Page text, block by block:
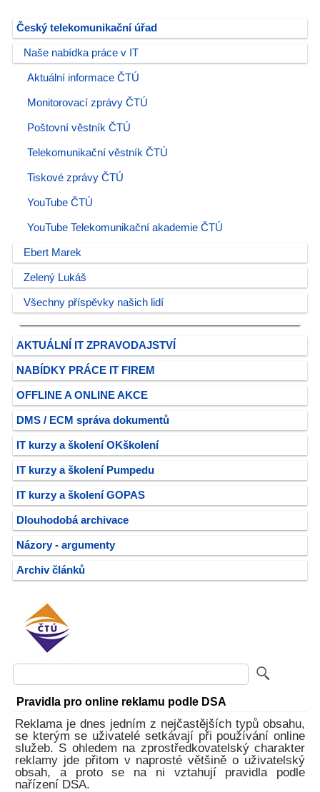
Český telekomunikační úřad
Naše nabídka práce v IT
Aktuální informace ČTÚ
Monitorovací zprávy ČTÚ
Poštovní věstník ČTÚ
Telekomunikační věstník ČTÚ
Tiskové zprávy ČTÚ
YouTube ČTÚ
YouTube Telekomunikační akademie ČTÚ
Ebert Marek
Zelený Lukáš
Všechny příspěvky našich lidí
AKTUÁLNÍ IT ZPRAVODAJSTVÍ
NABÍDKY PRÁCE IT FIREM
OFFLINE A ONLINE AKCE
DMS / ECM správa dokumentů
IT kurzy a školení OKškolení
IT kurzy a školení Pumpedu
IT kurzy a školení GOPAS
Dlouhodobá archivace
Názory - argumenty
Archiv článků
Pravidla pro online reklamu podle DSA
Reklama je dnes jedním z nejčastějších typů obsahu,
se kterým se uživatelé setkávají při používání online
služeb. S ohledem na zprostředkovatelský charakter
reklamy jde přitom v naprosté většině o uživatelský
obsah, a proto se na ni vztahují pravidla podle
nařízení DSA.